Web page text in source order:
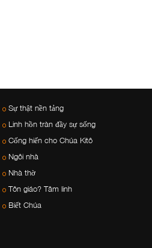
Sự thật nền tảng
Linh hồn tràn đầy sự sống
Cống hiến cho Chúa Kitô
Ngôi nhà
Nhà thờ
Tôn giáo? Tâm linh
Biết Chúa